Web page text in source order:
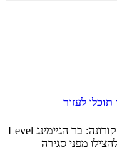
עוד קורבן פוטנציאלי של סגרים והנחיות קורונה: בר הגיימינג Level